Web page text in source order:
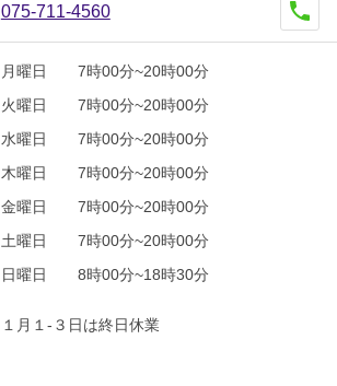
075-711-4560
月曜日
7時00分~20時00分
火曜日
7時00分~20時00分
水曜日
7時00分~20時00分
木曜日
7時00分~20時00分
金曜日
7時00分~20時00分
土曜日
7時00分~20時00分
日曜日
8時00分~18時30分
１月１-３日は終日休業